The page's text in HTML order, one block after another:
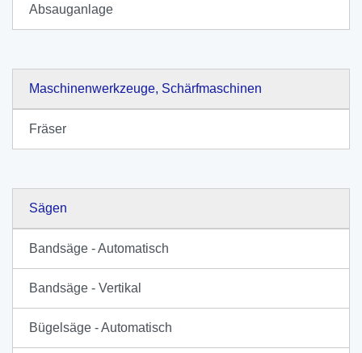
Absauganlage
Maschinenwerkzeuge, Schärfmaschinen
Fräser
Sägen
Bandsäge - Automatisch
Bandsäge - Vertikal
Bügelsäge - Automatisch